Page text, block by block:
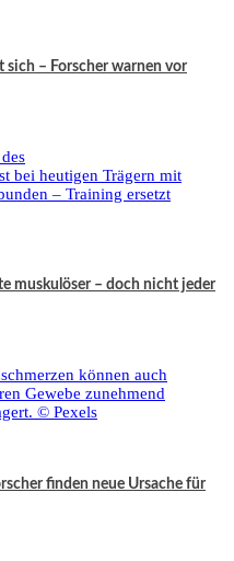
– Forscher warnen vor
muskulöser – doch nicht jeder
finden neue Ursache für